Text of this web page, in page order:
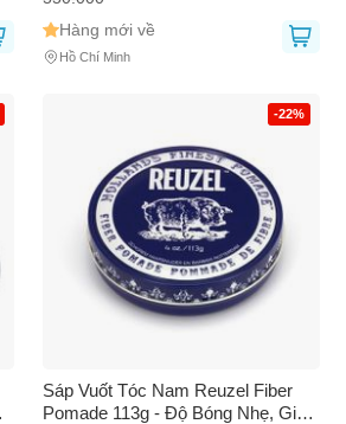
Hàng mới về
Hồ Chí Minh
-22%
Sáp Vuốt Tóc Nam Reuzel Fiber
Pomade 113g - Độ Bóng Nhẹ, Giữ